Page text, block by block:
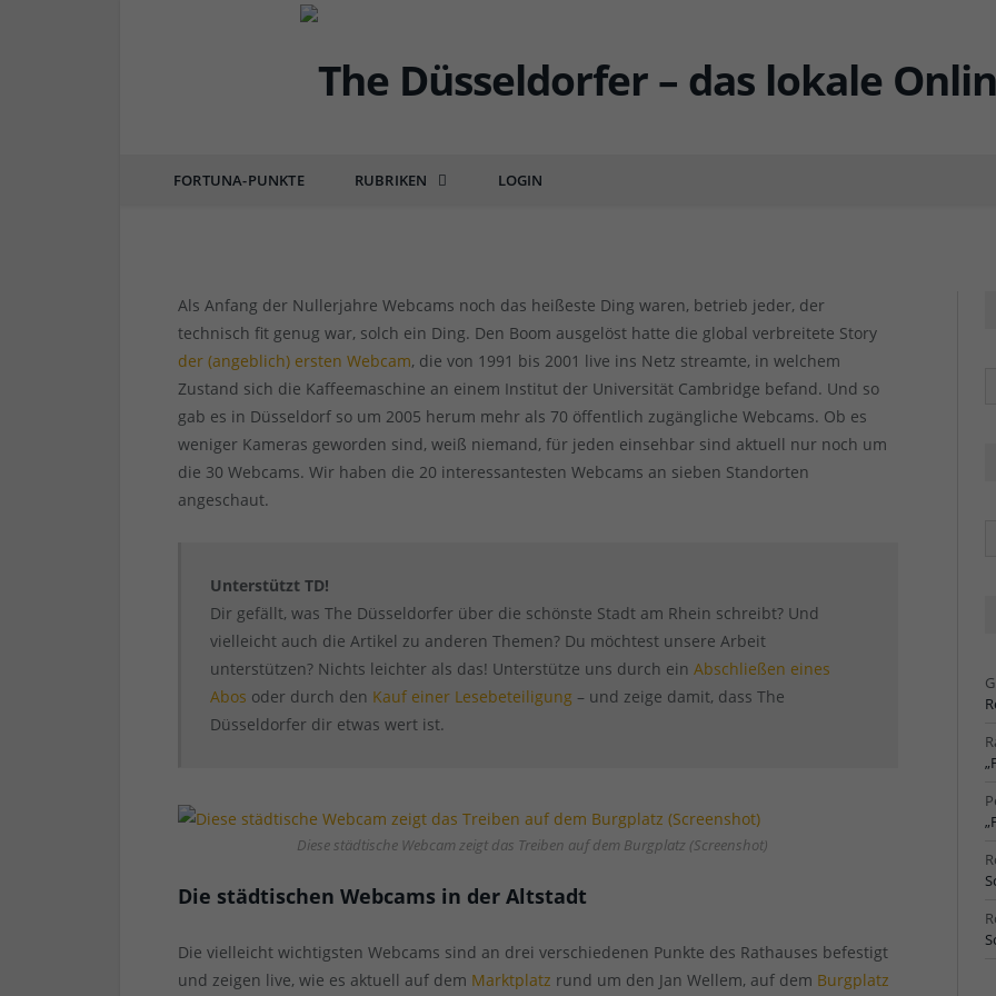
FORTUNA-PUNKTE RUBRIKEN LOGIN
20 Webcams in Düsseldorf, die zeigen, was los ist
Als Anfang der Nullerjahre Webcams noch das heißeste Ding waren, betrieb jeder, der
technisch fit genug war, solch ein Ding. Den Boom ausgelöst hatte die global verbreitete Story
der (angeblich) ersten Webcam, die von 1991 bis 2001 live ins Netz streamte, in welchem
Zustand sich die Kaffeemaschine an einem Institut der Universität Cambridge befand. Und so
gab es in Düsseldorf so um 2005 herum mehr als 70 öffentlich zugängliche Webcams. Ob es
weniger Kameras geworden sind, weiß niemand, für jeden einsehbar sind aktuell nur noch um
die 30 Webcams. Wir haben die 20 interessantesten Webcams an sieben Standorten
angeschaut.
Unterstützt TD!
Dir gefällt, was The Düsseldorfer über die schönste Stadt am Rhein schreibt? Und
vielleicht auch die Artikel zu anderen Themen? Du möchtest unsere Arbeit
unterstützen? Nichts leichter als das! Unterstütze uns durch einAbschließen eines
Abos oder durch den Kauf einer Lesebeteiligung – und zeige damit, dass The
Düsseldorfer dir etwas wert ist.
Diese städtische Webcam zeigt das Treiben auf dem Burgplatz (Screenshot)
Die städtischen Webcams in der Altstadt
Die vielleicht wichtigsten Webcams sind an drei verschiedenen Punkte des Rathauses befestigt
und zeigen live, wie es aktuell auf dem Marktplatz rund um den Jan Wellem, auf dem Burgplatz